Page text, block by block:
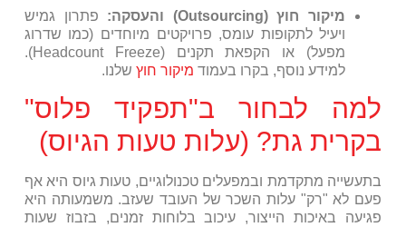
מיקור חוץ (Outsourcing) והעסקה:
פתרון גמיש
ויעיל לתקופות עומס, פרויקטים מיוחדים (כמו שדרוג
מפעל) או הקפאת תקנים (Headcount Freeze).
למידע נוסף, בקרו בעמוד מיקור חוץשלנו.
למה לבחור ב"תפקיד פלוס"
בקרית גת? (עלות טעות הגיוס)
בתעשייה מתקדמת ובמפעלים טכנולוגיים, טעות גיוס היא אף
פעם לא "רק" עלות השכר של העובד שעזב. משמעותה היא
פגיעה באיכות הייצור, עיכוב בלוחות זמנים, בזבוז שעות